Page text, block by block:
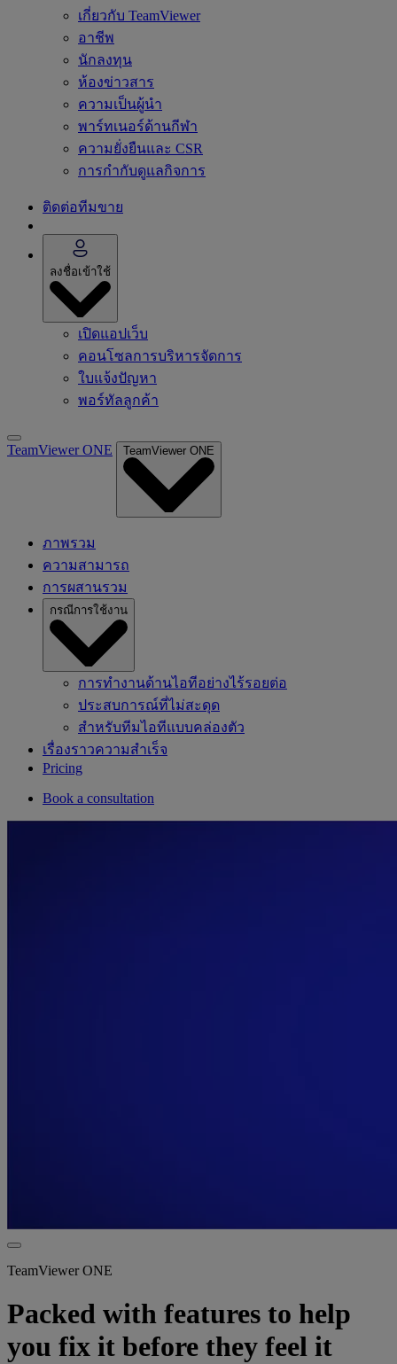
เกี่ยวกับ TeamViewer
อาชีพ
นักลงทุน
ห้องข่าวสาร
ความเป็นผู้นำ
พาร์ทเนอร์ด้านกีฬา
ความยั่งยืนและ CSR
การกำกับดูแลกิจการ
ติดต่อทีมขาย
ลงชื่อเข้าใช้
เปิดแอปเว็บ
คอนโซลการบริหารจัดการ
ใบแจ้งปัญหา
พอร์ทัลลูกค้า
TeamViewer ONE TeamViewer ONE
ภาพรวม
ความสามารถ
การผสานรวม
กรณีการใช้งาน
การทำงานด้านไอทีอย่างไร้รอยต่อ
ประสบการณ์ที่ไม่สะดุด
สำหรับทีมไอทีแบบคล่องตัว
เรื่องราวความสำเร็จ
Pricing
Book a consultation
TeamViewer ONE
Packed with features to help
you fix it before they feel it